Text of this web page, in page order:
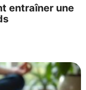
entraîner une